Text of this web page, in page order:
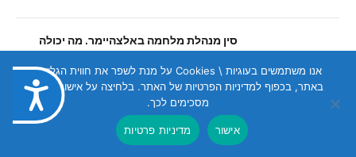
נגישות
סין מנהלת מלחמה באלצהיימר. מה יכולה
24/02/2026
אנו משתמשים בעוגיות \ Cookies על מנת לשפר את חווית הגלישה
באתר, בכפוף למדיניות הפרטיות של האתר. בלחיצה על אישור הנכם
מסכימים לכך.
אישור מדיניות פרטיות